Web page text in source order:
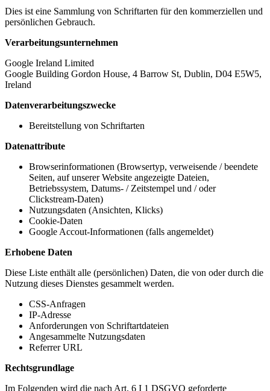
Dies ist eine Sammlung von Schriftarten für den kommerziellen und
persönlichen Gebrauch.
Verarbeitungsunternehmen
Google Ireland Limited
Google Building Gordon House, 4 Barrow St, Dublin, D04 E5W5,
Ireland
Datenverarbeitungszwecke
Bereitstellung von Schriftarten
Datenattribute
Browserinformationen (Browsertyp, verweisende / beendete
Seiten, auf unserer Website angezeigte Dateien,
Betriebssystem, Datums- / Zeitstempel und / oder
Clickstream-Daten)
Nutzungsdaten (Ansichten, Klicks)
Cookie-Daten
Google Accout-Informationen (falls angemeldet)
Erhobene Daten
Diese Liste enthält alle (persönlichen) Daten, die von oder durch die
Nutzung dieses Dienstes gesammelt werden.
CSS-Anfragen
IP-Adresse
Anforderungen von Schriftartdateien
Angesammelte Nutzungsdaten
Referrer URL
Rechtsgrundlage
Im Folgenden wird die nach Art. 6 I 1 DSGVO geforderte